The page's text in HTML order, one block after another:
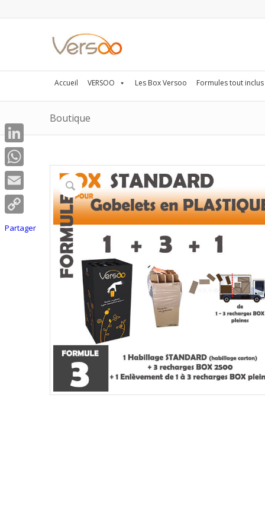
Accueil VERSOO Les Box Versoo Formules tout inclus
Boutique
LinkedIn
WhatsApp
Email
Copy
Partager